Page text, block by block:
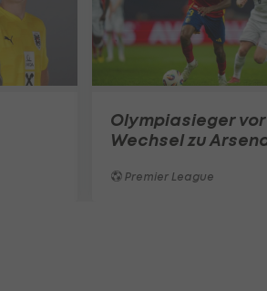
Olympiasieger vor
Wechsel zu
Premier League